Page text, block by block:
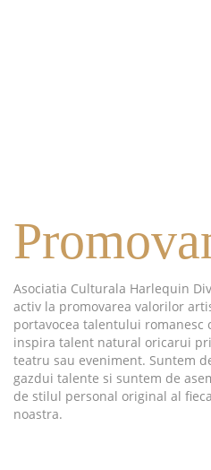
Asociatia Culturala Harlequin
activ la promovarea valorilor
portavocea talentului romanesc
inspira talent natural oricarui
teatru sau eveniment. Suntem
gazdui talente si suntem de
de stilul personal original al
noastra.